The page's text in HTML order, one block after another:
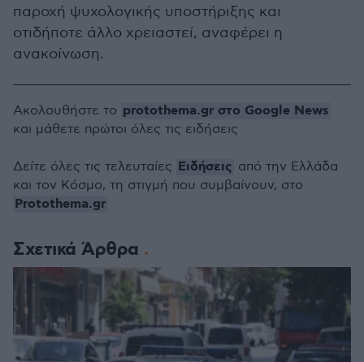
παροχή ψυχολογικής υποστήριξης και
οτιδήποτε άλλο χρειαστεί, αναφέρει η
ανακοίνωση.
Σχετικά Άρθρα
Ακολουθήστε το protothema.gr στο Google News
και μάθετε πρώτοι όλες τις ειδήσεις
Δείτε όλες τις τελευταίες Ειδήσεις από την Ελλάδα
και τον Κόσμο, τη στιγμή που συμβαίνουν, στο
Protothema.gr